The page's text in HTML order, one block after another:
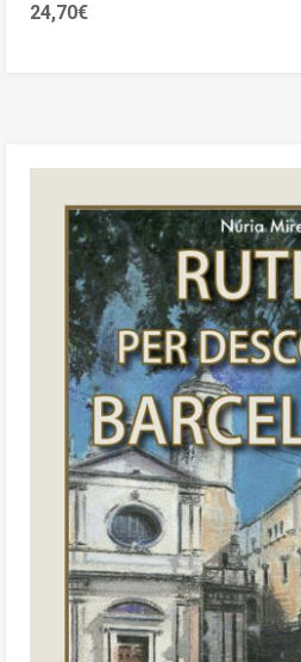
24,70€